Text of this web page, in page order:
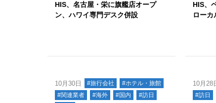
HIS、名古屋・栄に旗艦店オープ
ン、ハワイ専門デスク併設
HIS、
ローカ
10月30日 #旅行会社
#ホテル・旅館
#関連業者
#海外 #国内
#訪日
10月28
#訪日